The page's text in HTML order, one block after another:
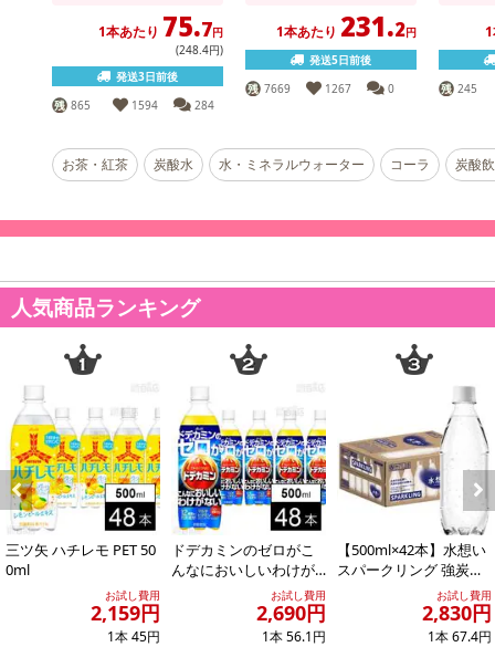
1本あたり 75.7円
(248.4円)
発送3日前後
865
1594 284
1本あたり 231.2円
発送5日前後
7669
1267 0 245
お茶・紅茶 炭酸水 水・ミネラルウォーター コーラ 炭酸
人気商品ランキング
Previous
三ツ矢 ハチレモ PET 50
0ml
お試し費用
2,159円
1本 45円
ドデカミンのゼロがこ
んなにおいしいわけが
お試し費用
2,690円
1本 56.1円
【500ml×42本】水想い
スパークリング 強炭酸
水 500ml ラベルレスお試し費用
2,830円
1本 67.4円
Next